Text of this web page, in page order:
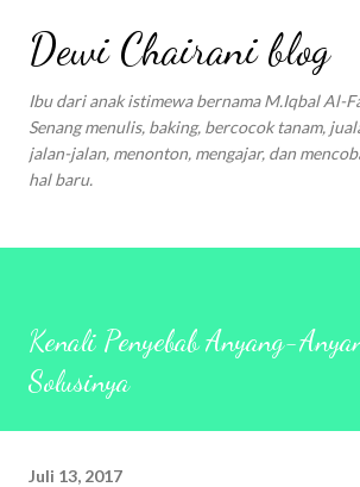
Langsung ke konten utama
Dewi Chairani blog
Ibu dari anak istimewa bernama M.Iqbal Al-
Senang menulis, baking, bercocok tanam,
jalan-jalan, menonton, mengajar, dan
hal baru.
Kenali Penyebab Anyang-
Solusinya
Juli 13, 2017